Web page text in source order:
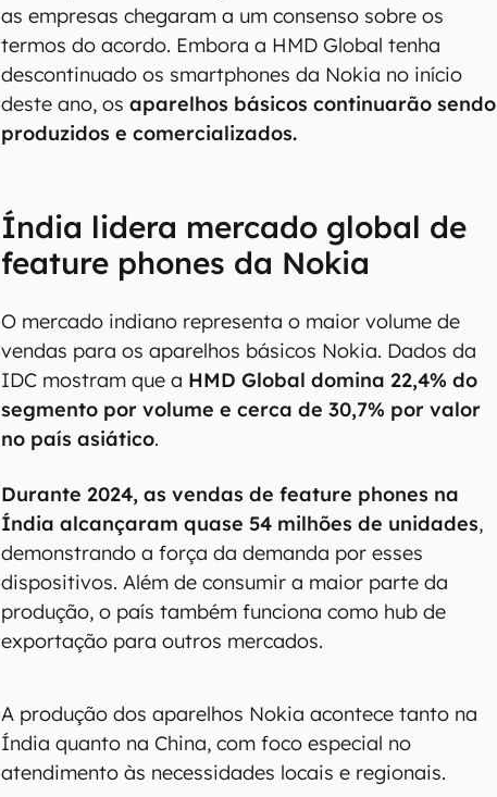
as empresas chegaram a um consenso sobre os
termos do acordo. Embora a HMD Global tenha
descontinuado os smartphones da Nokia no início
deste ano, osaparelhos básicos continuarão sendo
produzidos e comercializados.
Índia lidera mercado global de
feature phones da Nokia
O mercado indiano representa o maior volume de
vendas para os aparelhos básicos Nokia. Dados da
IDC mostram que a HMD Global domina 22,4% do
segmento por volume e cerca de 30,7% por valor
no país asiático.
Durante 2024, as vendas de feature phones na
Índia alcançaram quase 54 milhões de unidades,
demonstrando a força da demanda por esses
dispositivos. Além de consumir a maior parte da
produção, o país também funciona como hub de
exportação para outros mercados.
A produção dos aparelhos Nokia acontece tanto na
Índia quanto na China, com foco especial no
atendimento às necessidades locais e regionais.